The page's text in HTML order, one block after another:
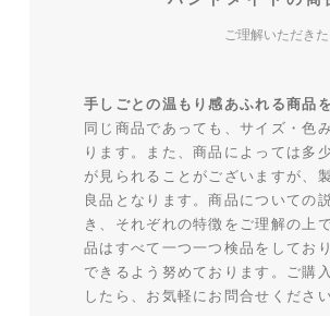
ご理解いただき
手しごとの温もり感あふれる商品
同じ商品であっても、サイズ・色
ります。また、商品によっては多
が見られることがございますが、
良品となります。商品についての
き、それぞれの特徴をご理解の上
品はすべて一つ一つ検品をしてお
できるよう努めております。ご購
したら、お気軽にお問合せください